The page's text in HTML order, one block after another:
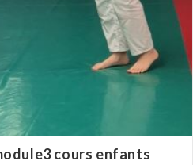
cours enfants